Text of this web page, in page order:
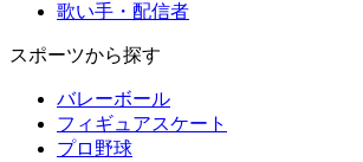
歌い手・配信者
スポーツから探す
バレーボール
フィギュアスケート
プロ野球